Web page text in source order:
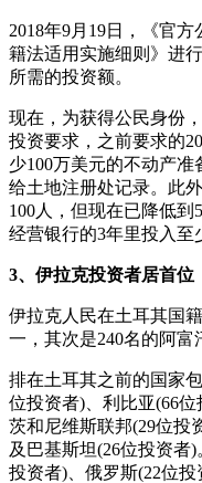
2018年9月19日，《官
籍法适用实施细则》进
所需的投资额。
现在，为获得公民身份
投资要求，之前要求的
少100万美元的不动产
给土地注册处记录。此
100人，但现在已降低
经营银行的3年里投入至
3、伊拉克投资者居首位
伊拉克人民在土耳其国
一，其次是240名的阿富
排在土耳其之前的国家
位投资者)、利比亚(66
茨和尼维斯联邦(29位投
及巴基斯坦(26位投资者
投资者)、俄罗斯(22位